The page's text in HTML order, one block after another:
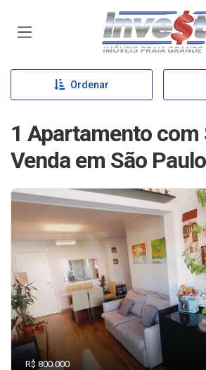
Página inicial
Ordenar
1 Apartamento com
Venda em São
R$ 800.000